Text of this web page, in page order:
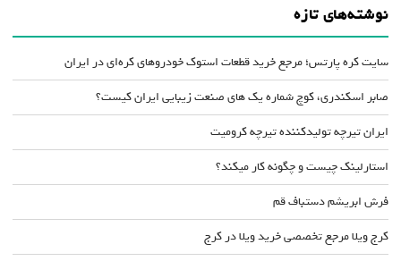
نوشته‌های تازه
سایت کره پارتس؛ مرجع خرید قطعات استوک خودروهای کره‌ای در ایران
صابر اسکندری، کوچ شماره یک های صنعت زیبایی ایران کیست؟
ایران تیرچه تولیدکننده تیرچه کرومیت
استارلینک چیست و چگونه کار میکند؟
فرش ابریشم دستباف قم
کرج ویلا مرجع تخصصی خرید ویلا در کرج